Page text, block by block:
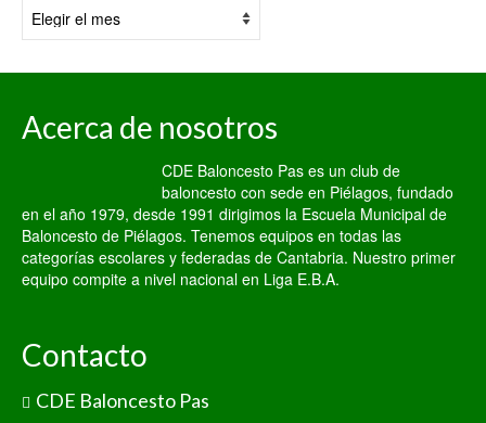
fecha:
Acerca de nosotros
CDE Baloncesto Pas es un club de
baloncesto con sede en Piélagos, fundado
en el año 1979, desde 1991 dirigimos la Escuela Municipal de
Baloncesto de Piélagos. Tenemos equipos en todas las
categorías escolares y federadas de Cantabria. Nuestro primer
equipo compite a nivel nacional en Liga E.B.A.
Contacto
CDE Baloncesto Pas